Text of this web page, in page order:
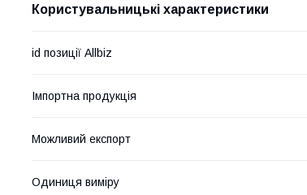
Користувальницькі характеристики
id позиції Allbiz
Імпортна продукція
Можливий експорт
Одиниця виміру